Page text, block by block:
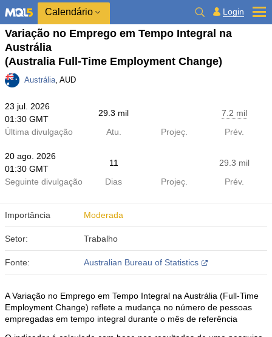
Calendário Login
Variação no Emprego em Tempo Integral na
Austrália
(Australia Full-Time Employment Change)
Austrália, AUD
23 jul. 2026
01:30 GMT
29.3 mil
7.2 mil
Última divulgação
Atu. Projeç. Prév.
20 ago. 2026
01:30 GMT
11
29.3 mil
Seguinte divulgação
Dias Projeç. Prév.
Importância Moderada
Setor: Trabalho
Fonte: Australian Bureau of Statistics
A Variação no Emprego em Tempo Integral na Austrália (Full-Time
Employment Change) reflete a mudança no número de pessoas
empregadas em tempo integral durante o mês de referência